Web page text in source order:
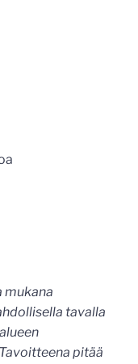
mukana
tavalla
pitää